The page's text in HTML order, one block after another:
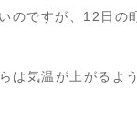
のですが、12日の
は気温が上がるよ